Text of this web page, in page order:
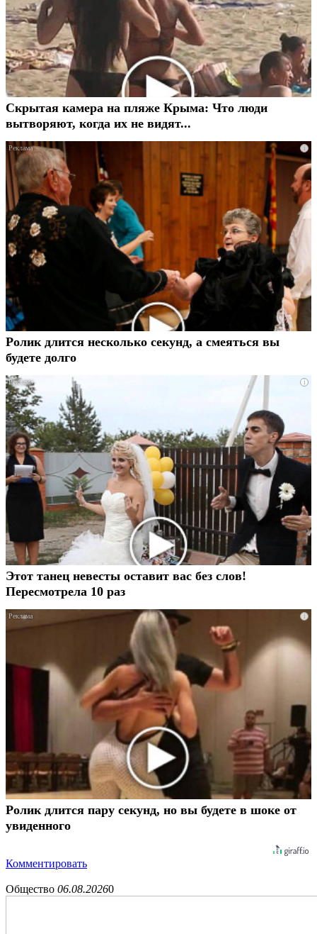
Скрытая камера на пляже Крыма: Что люди
вытворяют, когда их не видят...
i
Ролик длится несколько секунд, а смеяться вы
будете долго
i
Этот танец невесты оставит вас без слов!
Пересмотрела 10 раз
i
Ролик длится пару секунд, но вы будете в шоке от
увиденного
Комментировать
Общество 06.08.20260